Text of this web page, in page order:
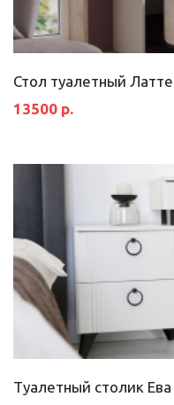
Стол туалетный
13500 р.
Туалетный столик